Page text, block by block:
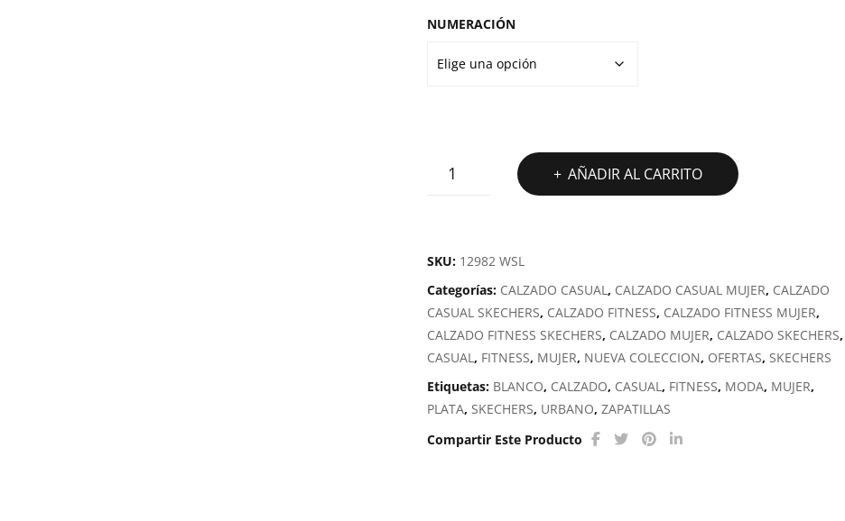
NUMERACIÓN
SKECHERS
AÑADIR AL CARRITO
SKU: 12982 WSL
Categorías: CALZADO CASUAL, CALZADO CASUAL MUJER, CALZADO
CASUAL SKECHERS, CALZADO FITNESS, CALZADO FITNESS MUJER,
CALZADO FITNESS SKECHERS, CALZADO MUJER, CALZADO SKECHERS,
CASUAL, FITNESS, MUJER, NUEVA COLECCION, OFERTAS,SKECHERS
Etiquetas: BLANCO, CALZADO, CASUAL, FITNESS, MODA, MUJER,
PLATA,SKECHERS, URBANO,ZAPATILLAS
Compartir Este Producto